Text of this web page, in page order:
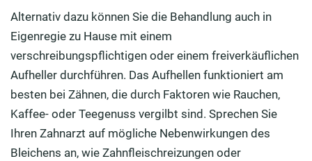
Alternativ dazu können Sie die Behandlung auch in
Eigenregie zu Hause mit einem
verschreibungspflichtigen oder einem freiverkäuflichen
Aufheller durchführen. Das Aufhellen funktioniert am
besten bei Zähnen, die durch Faktoren wie Rauchen,
Kaffee- oder Teegenuss vergilbt sind. Sprechen Sie
Ihren Zahnarzt auf mögliche Nebenwirkungen des
Bleichens an, wie Zahnfleischreizungen oder